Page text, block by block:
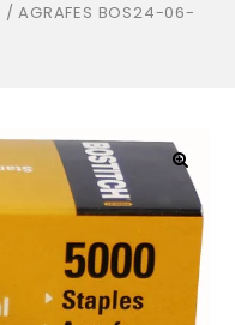
/AGRAFES BOS24-06-